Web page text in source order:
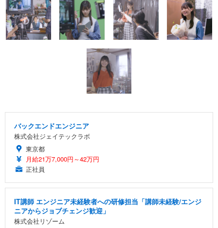
バックエンドエンジニア
株式会社ジェイテックラボ
東京都
月給21万7,000円～42万円
正社員
IT講師 エンジニア未経験者への研修担当「講師未経験/エンジ
ニアからジョブチェンジ歓迎」
株式会社リゾーム